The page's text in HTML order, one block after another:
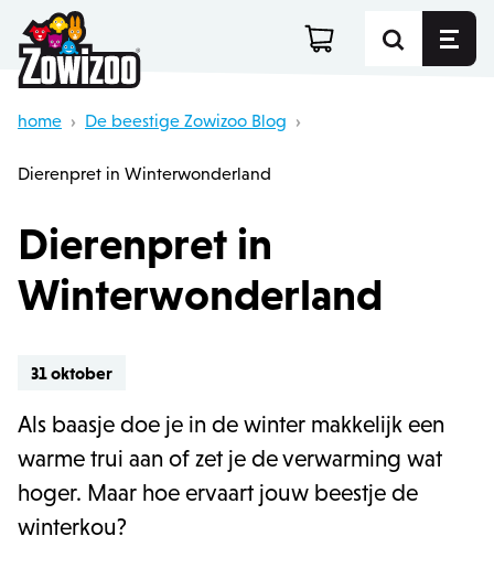
home › De beestige Zowizoo Blog ›
Dierenpret in Winterwonderland
Dierenpret in
Winterwonderland
31 oktober
Als baasje doe je in de winter makkelijk een
warme trui aan of zet je de verwarming wat
hoger. Maar hoe ervaart jouw beestje de
winterkou?